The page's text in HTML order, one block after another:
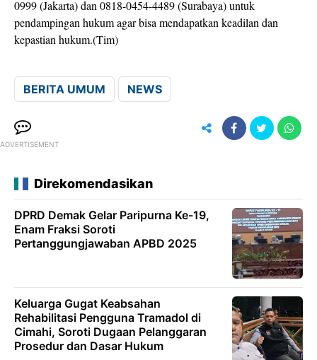
0999 (Jakarta) dan 0818-0454-4489 (Surabaya) untuk
pendampingan hukum agar bisa mendapatkan keadilan dan
kepastian hukum.(Tim)
BERITA UMUM NEWS
ADVERTISEMENT
Direkomendasikan
DPRD Demak Gelar Paripurna Ke-19,
Enam Fraksi Soroti
Pertanggungjawaban APBD 2025
Keluarga Gugat Keabsahan
Rehabilitasi Pengguna Tramadol di
Cimahi, Soroti Dugaan Pelanggaran
Prosedur dan Dasar Hukum